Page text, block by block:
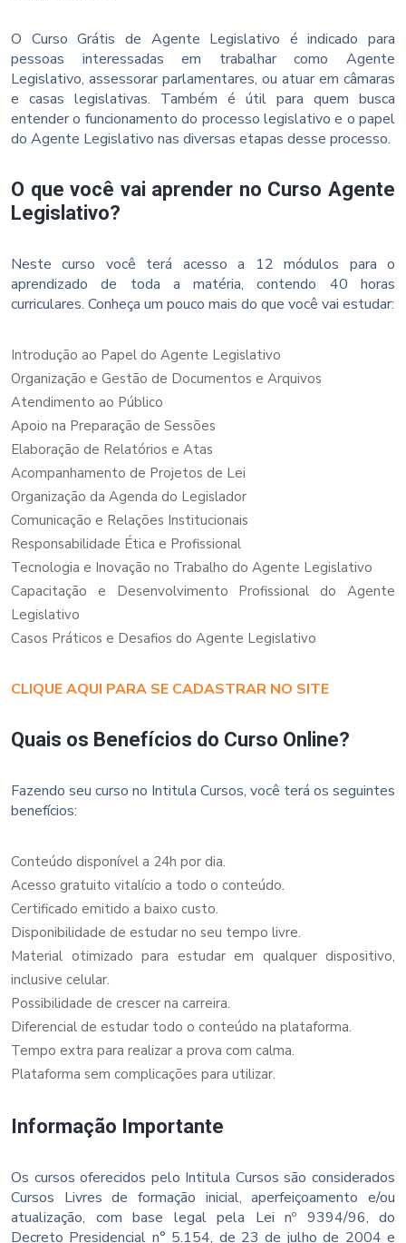
O Curso Grátis de Agente Legislativo é indicado para
pessoas interessadas em trabalhar como Agente
Legislativo, assessorar parlamentares, ou atuar em câmaras
e casas legislativas. Também é útil para quem busca
entender o funcionamento do processo legislativo e o papel
do Agente Legislativo nas diversas etapas desse processo.
O que você vai aprender no Curso Agente
Legislativo?
Neste curso você terá acesso a 12 módulos para o
aprendizado de toda a matéria, contendo 40 horas
curriculares. Conheça um pouco mais do que você vai estudar:
Introdução ao Papel do Agente Legislativo
Organização e Gestão de Documentos e Arquivos
Atendimento ao Público
Apoio na Preparação de Sessões
Elaboração de Relatórios e Atas
Acompanhamento de Projetos de Lei
Organização da Agenda do Legislador
Comunicação e Relações Institucionais
Responsabilidade Ética e Profissional
Tecnologia e Inovação no Trabalho do Agente Legislativo
Capacitação e Desenvolvimento Profissional do Agente
Legislativo
Casos Práticos e Desafios do Agente Legislativo
CLIQUE AQUI PARA SE CADASTRAR NO SITE
Quais os Benefícios do Curso Online?
Fazendo seu curso no Intitula Cursos, você terá os seguintes
benefícios:
Conteúdo disponível a 24h por dia.
Acesso gratuito vitalício a todo o conteúdo.
Certificado emitido a baixo custo.
Disponibilidade de estudar no seu tempo livre.
Material otimizado para estudar em qualquer dispositivo,
inclusive celular.
Possibilidade de crescer na carreira.
Diferencial de estudar todo o conteúdo na plataforma.
Tempo extra para realizar a prova com calma.
Plataforma sem complicações para utilizar.
Informação Importante
Os cursos oferecidos pelo Intitula Cursos são considerados
Cursos Livres de formação inicial, aperfeiçoamento e/ou
atualização, com base legal pela Lei nº 9394/96, do
Decreto Presidencial n° 5.154, de 23 de julho de 2004 e